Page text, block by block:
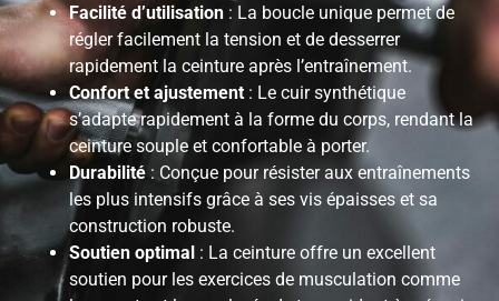
Facilité d’utilisation : La boucle unique permet de
régler facilement la tension et de desserrer
rapidement la ceinture après l’entraînement.
Confort et ajustement : Le cuir synthétique
s’adapte rapidement à la forme du corps, rendant la
ceinture souple et confortable à porter.
Durabilité : Conçue pour résister aux entraînements
les plus intensifs grâce à ses vis épaisses et sa
construction robuste.
Soutien optimal : La ceinture offre un excellent
soutien pour les exercices de musculation comme